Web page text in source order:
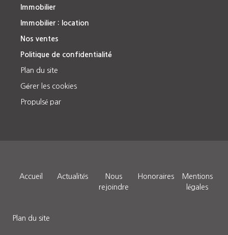
Immobilier
Immobilier : location
Nos ventes
Politique de confidentialité
Plan du site
Gérer les cookies
Propulsé par
Accueil Actualités
Nous
rejoindre
Honoraires
Mentions
légales
Plan du site